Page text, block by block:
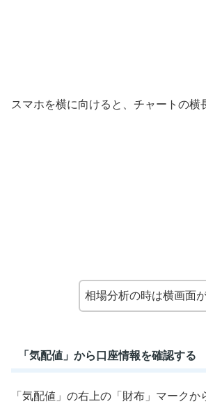
スマホを横に向けると、チャートの横
相場分析の時は横画面
「気配値」から口座情報を確認する
「気配値」の右上の「財布」マーク